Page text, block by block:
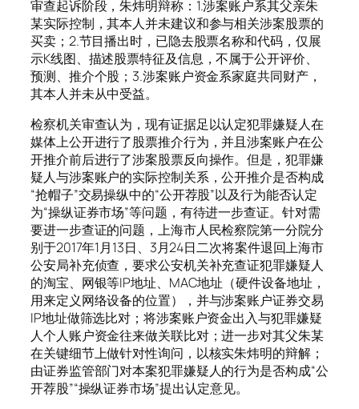
审查起诉阶段，朱炜明辩称：1.涉案账户系其父亲朱
某实际控制，其本人并未建议和参与相关涉案股票的
买卖；2.节目播出时，已隐去股票名称和代码，仅展
示K线图、描述股票特征及信息，不属于公开评价、
预测、推介个股；3.涉案账户资金系家庭共同财产，
其本人并未从中受益。
检察机关审查认为，现有证据足以认定犯罪嫌疑人在
媒体上公开进行了股票推介行为，并且涉案账户在公
开推介前后进行了涉案股票反向操作。但是，犯罪嫌
疑人与涉案账户的实际控制关系，公开推介是否构成
“抢帽子”交易操纵中的“公开荐股”以及行为能否认定
为“操纵证券市场”等问题，有待进一步查证。针对需
要进一步查证的问题，上海市人民检察院第一分院分
别于2017年1月13日、3月24日二次将案件退回上海市
公安局补充侦查，要求公安机关补充查证犯罪嫌疑人
的淘宝、网银等IP地址、MAC地址（硬件设备地址，
用来定义网络设备的位置），并与涉案账户证券交易
IP地址做筛选比对；将涉案账户资金出入与犯罪嫌疑
人个人账户资金往来做关联比对；进一步对其父朱某
在关键细节上做针对性询问，以核实朱炜明的辩解；
由证券监管部门对本案犯罪嫌疑人的行为是否构成“公
开荐股”“操纵证券市场”提出认定意见。